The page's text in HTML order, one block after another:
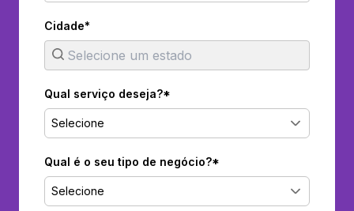
Cidade*
Qual serviço deseja?*
Selecione
Qual é o seu tipo de negócio?*
Selecione